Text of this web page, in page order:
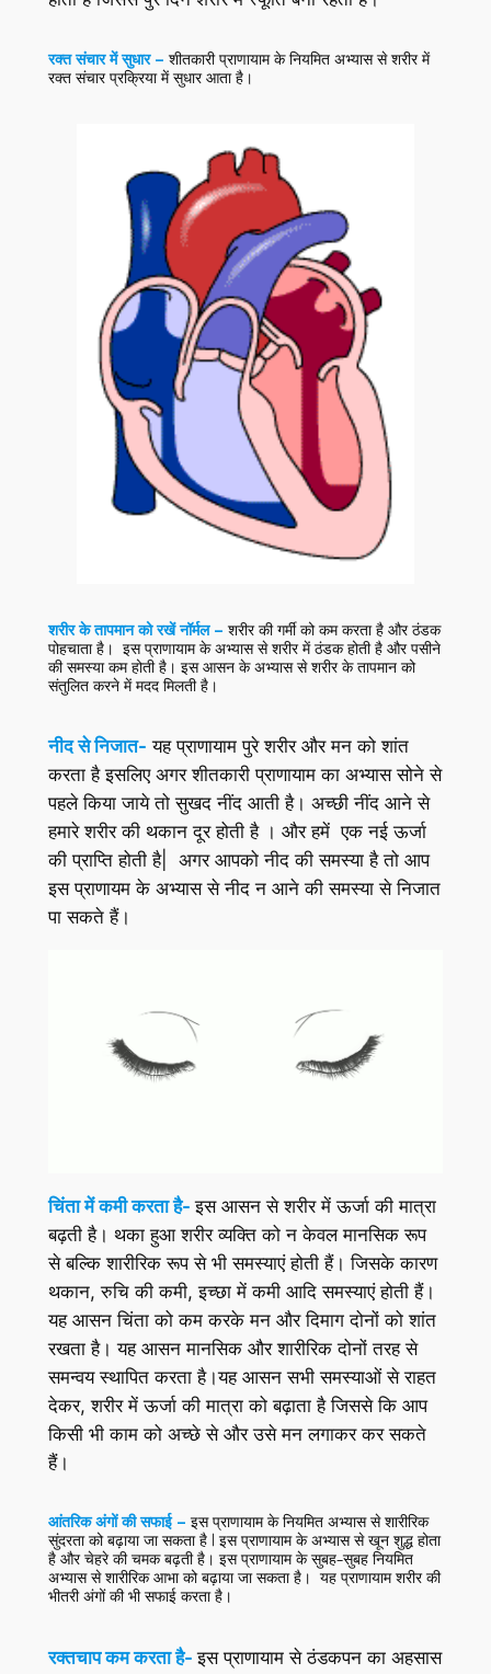
रक्त संचारमें सुधार – शीतकारी प्राणायाम के नियमित अभ्यास से शरीर में
रक्त संचार प्रक्रिया में सुधार आता है।
शरीर के तापमान को रखें नॉर्मल – शरीर की गर्मी को कम करता है और ठंडक
पोहचाता है। इस प्राणायाम के अभ्यास से शरीर में ठंडक होती है और पसीने
की समस्या कम होती है। इस आसन के अभ्यास से शरीर के तापमान को
संतुलित करने में मदद मिलती है।
नीद से निजात- यह प्राणायाम पुरे शरीर और मन को शांत
करता है इसलिए अगर शीतकारी प्राणायाम का अभ्यास सोने से
पहले किया जाये तो सुखद नींद आती है। अच्छी नींद आने से
हमारे शरीर की थकान दूर होती है । और हमें एक नई ऊर्जा
की प्राप्ति होती है| अगर आपको नीद की समस्या है तो आप
इस प्राणायम के अभ्यास से नीद न आने की समस्या से निजात
पा सकते हैं।
चिंता में कमी करता है-इस आसन से शरीर में ऊर्जा की मात्रा
बढ़ती है। थका हुआ शरीर व्यक्ति को न केवल मानसिक रूप
से बल्कि शारीरिक रूप से भी समस्याएं होती हैं। जिसके कारण
थकान, रुचि की कमी, इच्छा में कमी आदि समस्याएं होती हैं।
यह आसन चिंता को कम करके मन और दिमाग दोनों को शांत
रखता है। यह आसन मानसिक और शारीरिक दोनों तरह से
समन्वय स्थापित करता है।यह आसन सभी समस्याओं से राहत
देकर, शरीर में ऊर्जा की मात्रा को बढ़ाता है जिससे कि आप
किसी भी काम को अच्छे से और उसे मन लगाकर कर सकते
हैं।
आंतरिक अंगों की सफाई – इस प्राणायाम के नियमित अभ्यास से शारीरिक
सुंदरता को बढ़ाया जा सकता है | इस प्राणायाम के अभ्यास से खून शुद्ध होता
है और चेहरे की चमक बढ़ती है। इस प्राणायाम के सुबह-सुबह नियमित
अभ्यास से शारीरिक आभा को बढ़ाया जा सकता है। यह प्राणायाम शरीर की
भीतरी अंगों की भी सफाई करता है।
रक्तचाप कम करता है- इस प्राणायाम से ठंडकपन का अहसास